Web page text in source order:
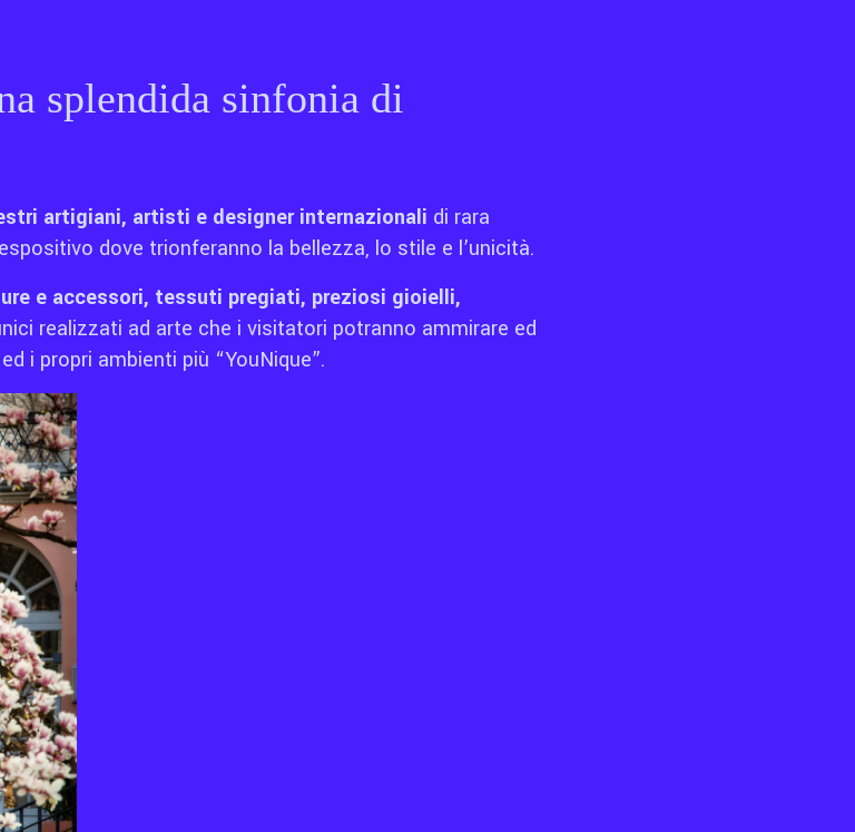
splendida sinfonia di
artigiani, artisti e designer internazionali di rara
dove trionferanno la bellezza, lo stile e l’unicità.
e accessori, tessuti pregiati, preziosi gioielli,
realizzati ad arte che i visitatori potranno ammirare ed
i propri ambienti più “YouNique”.